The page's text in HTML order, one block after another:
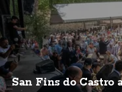
San Fins do Castro